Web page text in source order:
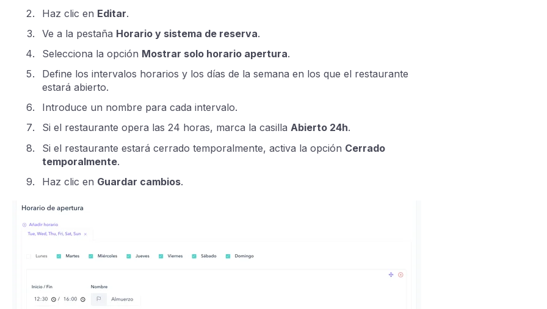
Haz clic en Editar.
Ve a la pestaña Horario y sistema de reserva.
Selecciona la opción Mostrar solo horario apertura.
Define los intervalos horarios y los días de la semana en los que el restaurante
estará abierto.
Introduce un nombre para cada intervalo.
Si el restaurante opera las 24 horas, marca la casilla Abierto 24h.
Si el restaurante estará cerrado temporalmente, activa la opción Cerrado
temporalmente.
Haz clic en Guardar cambios.